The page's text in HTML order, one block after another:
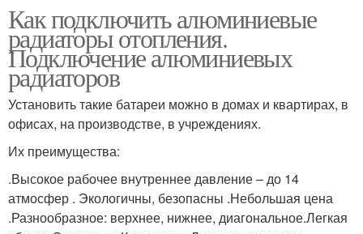
Как подключить алюминиевые
радиаторы отопления.
Подключение алюминиевых
радиаторов
Установить такие батареи можно в домах и квартирах, в
офисах, на производстве, в учреждениях.
Их преимущества:
.Высокое рабочее внутреннее давление – до 14
атмосфер . Экологичны, безопасны .Небольшая цена
.Разнообразное: верхнее, нижнее, диагональное.Легкая